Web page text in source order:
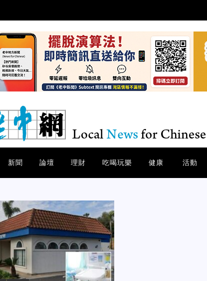
新聞 論壇 理財 吃喝玩樂 健康 活動